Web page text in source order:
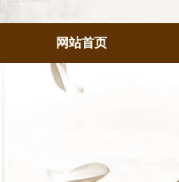
网站首页